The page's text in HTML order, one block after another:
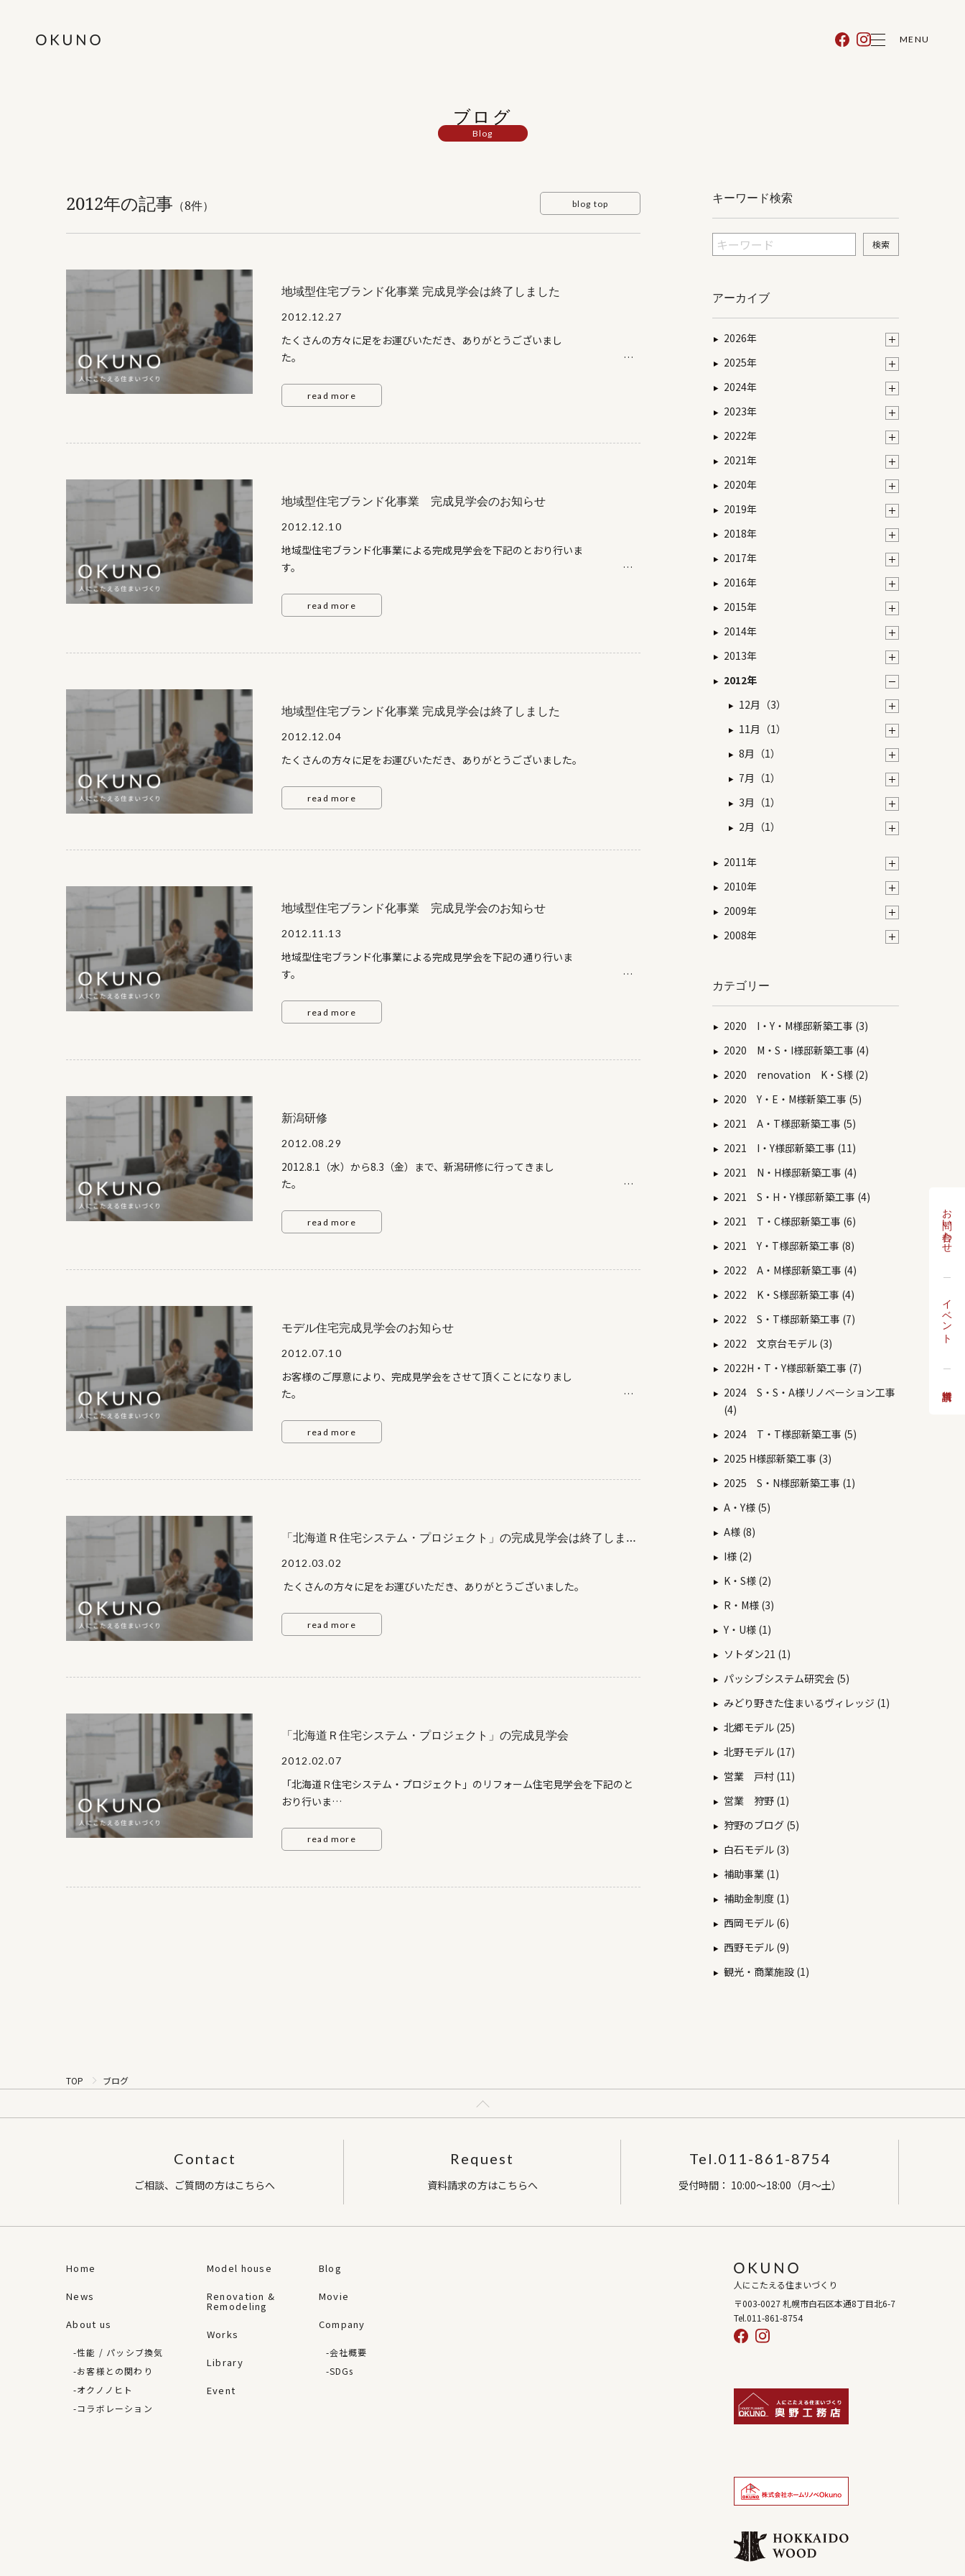
MENU
ブログ
Blog
2012年の記事 （8件） blog top
地域型住宅ブランド化事業 完成見学会は終了しました
2012.12.27
たくさんの方々に足をお運びいただき、ありがとうございまし
た。
read more
地域型住宅ブランド化事業 完成見学会のお知らせ
2012.12.10
地域型住宅ブランド化事業による完成見学会を下記のとおり行いま
す。
い。
建 設 地 ： 江別市新栄台67番8日
ろ ： １Ｆリビング・ダイニングの吹抜と相まった開放感のあるプランで
す。 コの字型のプランなので、中庭をリビングや和室からも
read more
地域型住宅ブランド化事業 完成見学会は終了しました
2012.12.04
たくさんの方々に足をお運びいただき、ありがとうございました。
read more
地域型住宅ブランド化事業 完成見学会のお知らせ
2012.11.13
地域型住宅ブランド化事業による完成見学会を下記の通り行いま
す。
い。
建 設 地 ： 札幌市厚別区厚別西２条1丁
00
ろ ： 夫婦２人の “終の棲家” という考えで、２人で快適に過ごせるよう
に、 メンテナンスを少なく維持費が少なくてすむ家、価値の
屋の大きさと収納のバランスが大事だと思い、リビングの収納を多
希望の方は、事前に上記までご連絡ください。
read more
新潟研修
2012.08.29
2012.8.1（水）から8.3（金）まで、新潟研修に行ってきまし
た。
に一度の大地の芸術祭を見に行くことと、地元の工務店と交流することでし
た。
し、襖の引手（写真）もいろいろあるのに驚きました。又、初日に宿泊した越
風情のある一軒宿の温泉旅館でした。長岡市内の
read more
モデル住宅完成見学会のお知らせ
2012.07.10
お客様のご厚意により、完成見学会をさせて頂くことになりまし
た。
い。
建 設 地 ： 札幌市白石区南郷通１１丁目
00
みどこ
ろ ： 中庭を中心に、ＬＤＫ・和室・寝室そしてゲストルームを配した1
先 ： 011-861-8754 （株式会社 奥野工務店） 090-8374-
1853 （奥野） 080-6091-8777 （稲邊） 土
日・祝日以外に見学をご希望の方は、事前に上記までご連絡くださ
い。
read more
「北海道Ｒ住宅システム・プロジェクト」の完成見学会は終了しまし
た。
2012.03.02
たくさんの方々に足をお運びいただき、ありがとうございました。
read more
「北海道Ｒ住宅システム・プロジェクト」の完成見学会
2012.02.07
「北海道Ｒ住宅システム・プロジェクト」のリフォーム住宅見学会を下記のと
おり行いま
どうぞ足をお運び下さい。日 時 ： 平成24年2月18日（土）～
2月24日（金） AM10：00～PM16：00場 所 ： 札幌市南区澄川6条
今回家族構成が変わり 年齢的な事も考え減築（2階建を平屋
read more
キーワード検索
アーカイブ
2026年
2025年
2024年
2023年
2022年
2021年
2020年
2019年
2018年
2017年
2016年
2015年
2014年
2013年
2012年
12月（3）
11月（1）
8月（1）
7月（1）
3月（1）
2月（1）
2011年
2010年
2009年
2008年
カテゴリー
2020 I・Y・M様邸新築工事 (3)
2020 M・S・I様邸新築工事 (4)
2020 renovation K・S様 (2)
2020 Y・E・M様新築工事 (5)
2021 A・T様邸新築工事 (5)
2021 I・Y様邸新築工事 (11)
2021 N・H様邸新築工事 (4)
2021 S・H・Y様邸新築工事 (4)
2021 T・C様邸新築工事 (6)
2021 Y・T様邸新築工事 (8)
2022 A・M様邸新築工事 (4)
2022 K・S様邸新築工事 (4)
2022 S・T様邸新築工事 (7)
2022 文京台モデル (3)
2022H・T・Y様邸新築工事 (7)
2024 S・S・A様リノベーション工事
(4)
2024 T・T様邸新築工事 (5)
2025 H様邸新築工事 (3)
2025 S・N様邸新築工事 (1)
A・Y様 (5)
A様 (8)
I様 (2)
K・S様 (2)
R・M様 (3)
Y・U様 (1)
ソトダン21 (1)
パッシブシステム研究会 (5)
みどり野きた住まいるヴィレッジ (1)
北郷モデル (25)
北野モデル (17)
営業 戸村 (11)
営業 狩野 (1)
狩野のブログ (5)
白石モデル (3)
補助事業 (1)
補助金制度 (1)
西岡モデル (6)
西野モデル (9)
観光・商業施設 (1)
TOP ブログ
Contact
ご相談、ご質問の方はこちらへ
Request
資料請求の方はこちらへ
Tel.011-861-8754
受付時間： 10:00～18:00（月～土）
人にこたえる住まいづくり
〒003-0027 札幌市白石区本通8丁目北6-7
Tel.011-861-8754
Home
News
About us
性能 / パッシブ換気
お客様との関わり
オクノノヒト
コラボレーション
Model house
Renovation &
Remodeling
Works
Library
Event
Blog
Movie
Company
会社概要
SDGs
お問い合わせ
イベント